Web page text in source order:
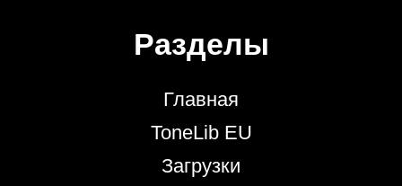
Разделы
Главная
ToneLib EU
Загрузки